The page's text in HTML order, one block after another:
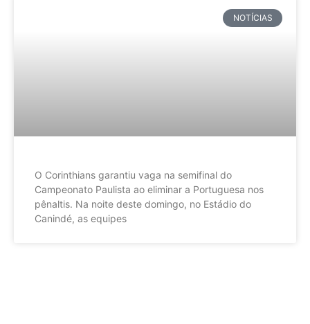
NOTÍCIAS
O Corinthians garantiu vaga na semifinal do
Campeonato Paulista ao eliminar a Portuguesa nos
pênaltis. Na noite deste domingo, no Estádio do
Canindé, as equipes